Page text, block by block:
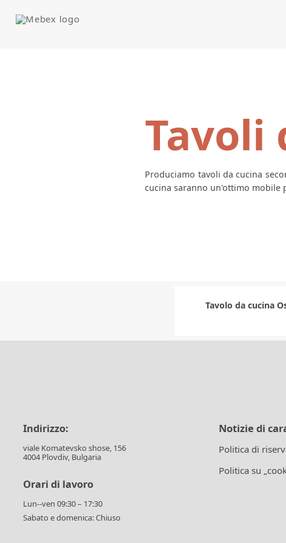
Tavoli
Produciamo tavoli da cucina
cucina saranno un'ottimo mobile
Tavolo da cucina
Indirizzo:
viale Komatevsko shose, 156
4004 Plovdiv, Bulgaria
Orari di lavoro
Lun--ven 09:30 – 17:30
Sabato e domenica: Chiuso
Notizie di
Politica di
Politica su